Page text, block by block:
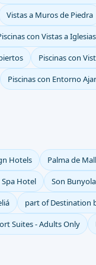
Vistas a Muros de Piedra
con Vistas a Iglesias
Piscinas con
Piscinas con Entorno
Hotels Palma de
Hotel Son
part of Destination
Suites - Adults Only